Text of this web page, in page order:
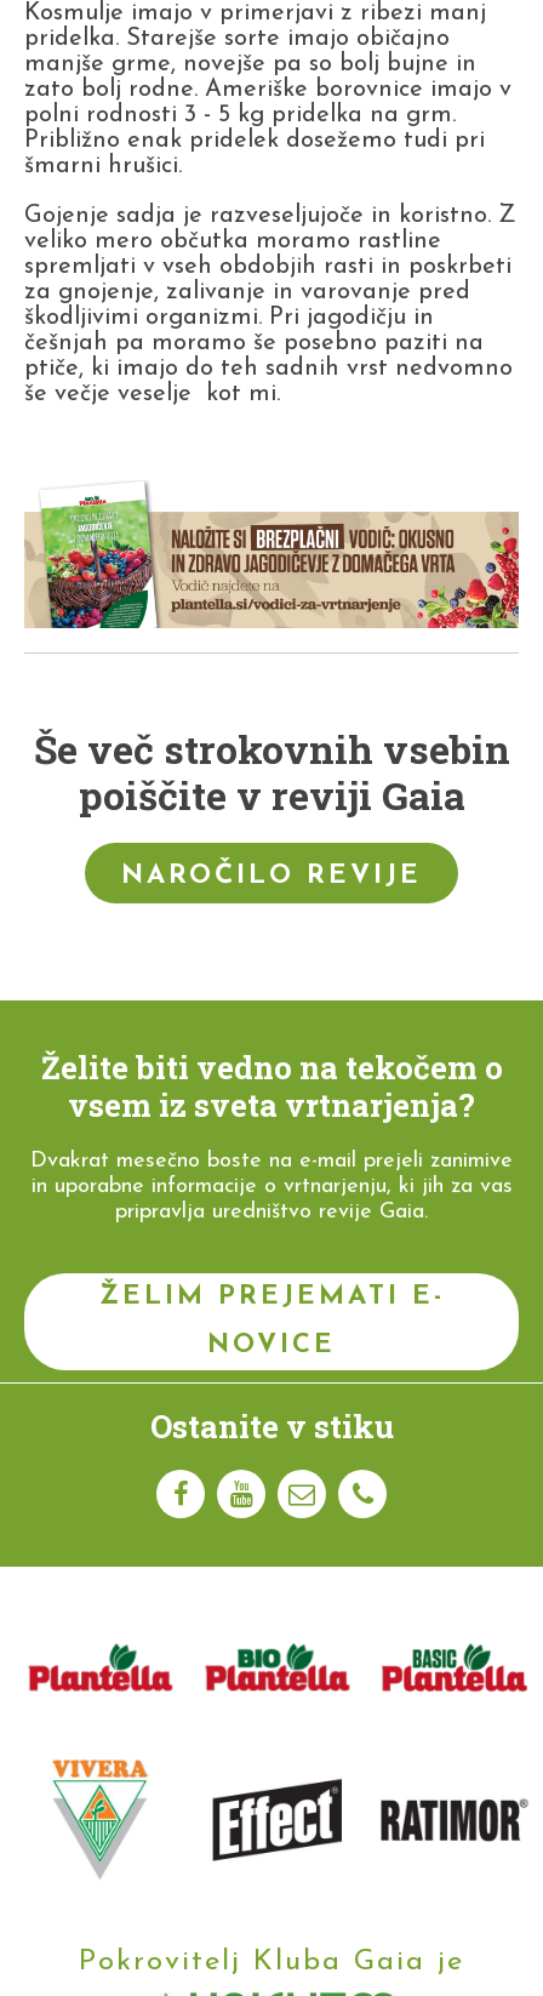
Kosmulje imajo v primerjavi z ribezi manj
pridelka. Starejše sorte imajo običajno
manjše grme, novejše pa so bolj bujne in
zato bolj rodne. Ameriške borovnice imajo v
polni rodnosti 3 - 5 kg pridelka na grm.
Približno enak pridelek dosežemo tudi pri
šmarni hrušici.
Gojenje sadja je razveseljujoče in koristno. Z
veliko mero občutka moramo rastline
spremljati v vseh obdobjih rasti in poskrbeti
za gnojenje, zalivanje in varovanje pred
škodljivimi organizmi. Pri jagodičju in
češnjah pa moramo še posebno paziti na
ptiče, ki imajo do teh sadnih vrst nedvomno
še večje veselje kot mi.
Še več strokovnih vsebin
poiščite v reviji Gaia
NAROČILO REVIJE
Želite biti vedno na tekočem o
vsem iz sveta vrtnarjenja?
Dvakrat mesečno boste na e-mail prejeli zanimive
in uporabne informacije o vrtnarjenju, ki jih za vas
pripravlja uredništvo revije Gaia.
ŽELIM PREJEMATI E-
NOVICE
Ostanite v stiku
Pokrovitelj Kluba Gaia je